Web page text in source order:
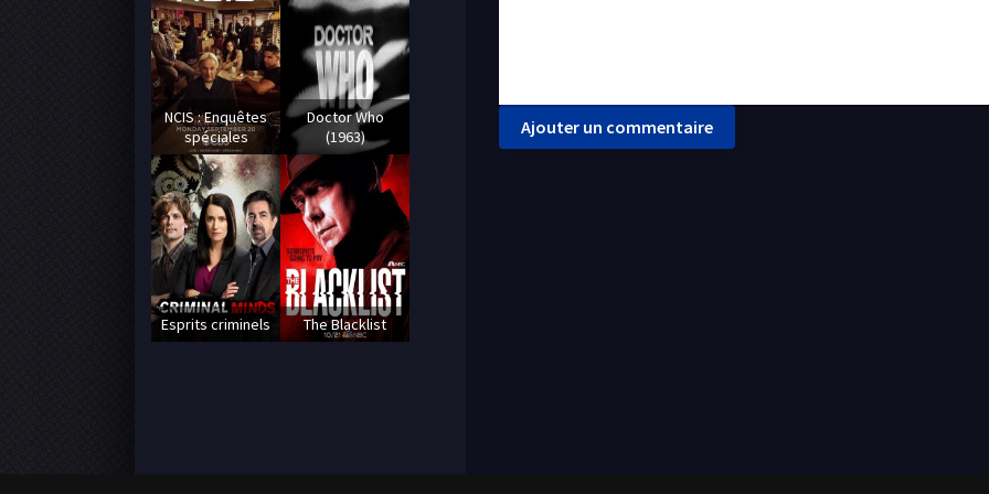
Ajouter un commentaire
NCIS : Enquêtes
spéciales
Doctor Who
(1963)
Esprits criminels The Blacklist